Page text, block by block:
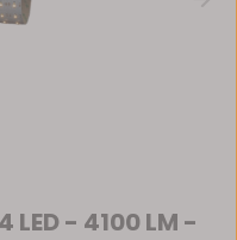
LED - 4100 LM -